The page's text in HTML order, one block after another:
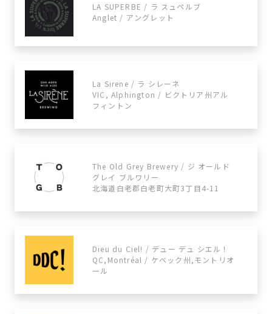
LA SUPERBE / ラ スュペルブ
Anglet / アングレット
La Sirene / ラ シレーネ
VIC, Alphington / ビクトリア州アル
フィントン
The Old Grey Brewery / ジ オールド
グレイ ブルワリー
北海道白老郡白老町大町3丁目4-11
Dieu du Ciel! / デュー デュ シエル！
QC,Montréal / ケベック州,モントリオ
ール